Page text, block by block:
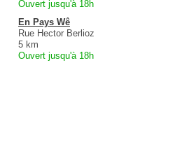
Ouvert jusqu'à 18h
En Pays Wê
Rue Hector Berlioz
5 km
Ouvert jusqu'à 18h